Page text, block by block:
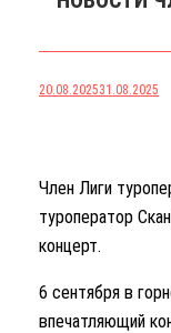
20.08.202531.08.2025
Член Лиги
туроператор
концерт.
6 сентября в
впечатляющий